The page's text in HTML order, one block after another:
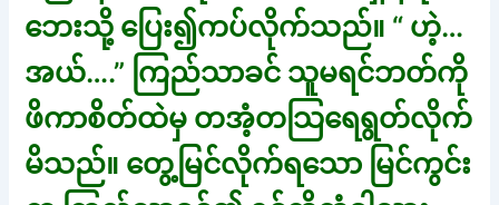
ဘေးသို့ ပြေး၍ကပ်လိုက်သည်။ “ ဟဲ့…
အယ်….” ကြည်သာခင် သူမရင်ဘတ်ကို
ဖိကာစိတ်ထဲမှ တအံ့တသြရေရွတ်လိုက်
မိသည်။ တွေ့မြင်လိုက်ရသော မြင်ကွင်း